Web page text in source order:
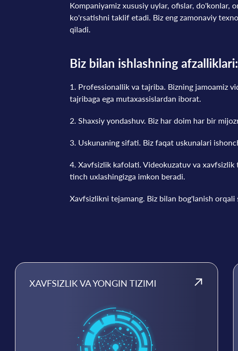
Kompaniyamiz xususiy uylar, ofislar,
ko'rsatishni taklif etadi. Biz eng zamonaviy
qiladi.
Biz bilan ishlashning afzalliklari:
1. Professionallik va tajriba. Bizning jamoamiz
tajribaga ega mutaxassislardan iborat.
2. Shaxsiy yondashuv. Biz har doim har bir
3. Uskunaning sifati. Biz faqat uskunalari
4. Xavfsizlik kafolati. Videokuzatuv va
tinch uxlashingizga imkon beradi.
Xavfsizlikni tejamang. Biz bilan bog'lanish
XAVFSIZLIK VA YONGIN TIZIMI